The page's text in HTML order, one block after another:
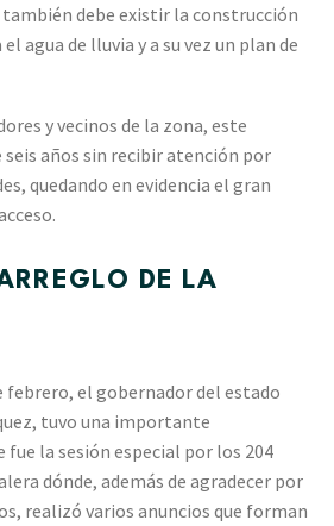
debe existir la construcción
agua de lluvia y a su vez un plan de
y vecinos de la zona, este
seis años sin recibir atención por
quedando en evidencia el gran
DE LA
febrero, el gobernador del estado
tuvo una importante
fue la sesión especial por los 204
dónde, además de agradecer por
realizó varios anuncios que forman